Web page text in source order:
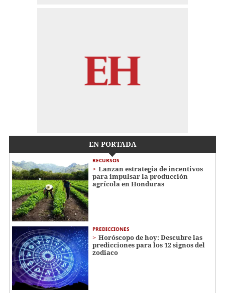
EN PORTADA
RECURSOS
Lanzan estrategia de incentivos
para impulsar la producción
agrícola en Honduras
PREDICCIONES
Horóscopo de hoy: Descubre las
predicciones para los 12 signos del
zodiaco